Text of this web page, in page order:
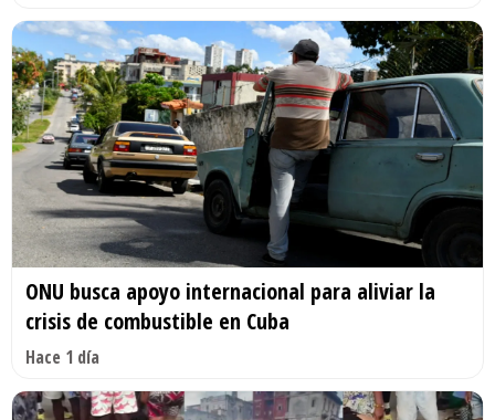
ONU busca apoyo internacional para aliviar la
crisis de combustible en Cuba
Hace 1 día